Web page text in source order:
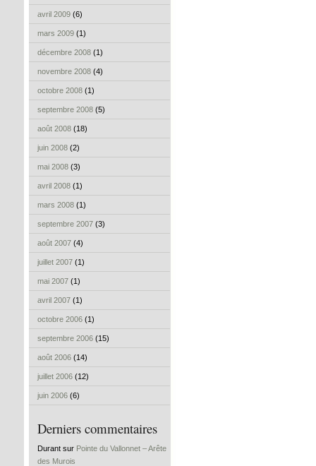
avril 2009 (6)
mars 2009 (1)
décembre 2008 (1)
novembre 2008 (4)
octobre 2008 (1)
septembre 2008 (5)
août 2008 (18)
juin 2008 (2)
mai 2008 (3)
avril 2008 (1)
mars 2008 (1)
septembre 2007 (3)
août 2007 (4)
juillet 2007 (1)
mai 2007 (1)
avril 2007 (1)
octobre 2006 (1)
septembre 2006 (15)
août 2006 (14)
juillet 2006 (12)
juin 2006 (6)
Derniers commentaires
Durant sur Pointe du Vallonnet – Arête
des Murois